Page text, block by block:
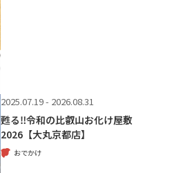
2025.07.19 - 2026.08.31
甦る‼令和の比叡山お化け屋敷
2026【大丸京都店】
おでかけ